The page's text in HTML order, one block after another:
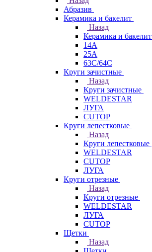
Абразив
Керамика и бакелит
Назад
Керамика и бакелит
14А
25А
63С/64С
Круги зачистные
Назад
Круги зачистные
WELDESTAR
ЛУГА
CUTOP
Круги лепестковые
Назад
Круги лепестковые
WELDESTAR
CUTOP
ЛУГА
Круги отрезные
Назад
Круги отрезные
WELDESTAR
ЛУГА
CUTOP
Щетки
Назад